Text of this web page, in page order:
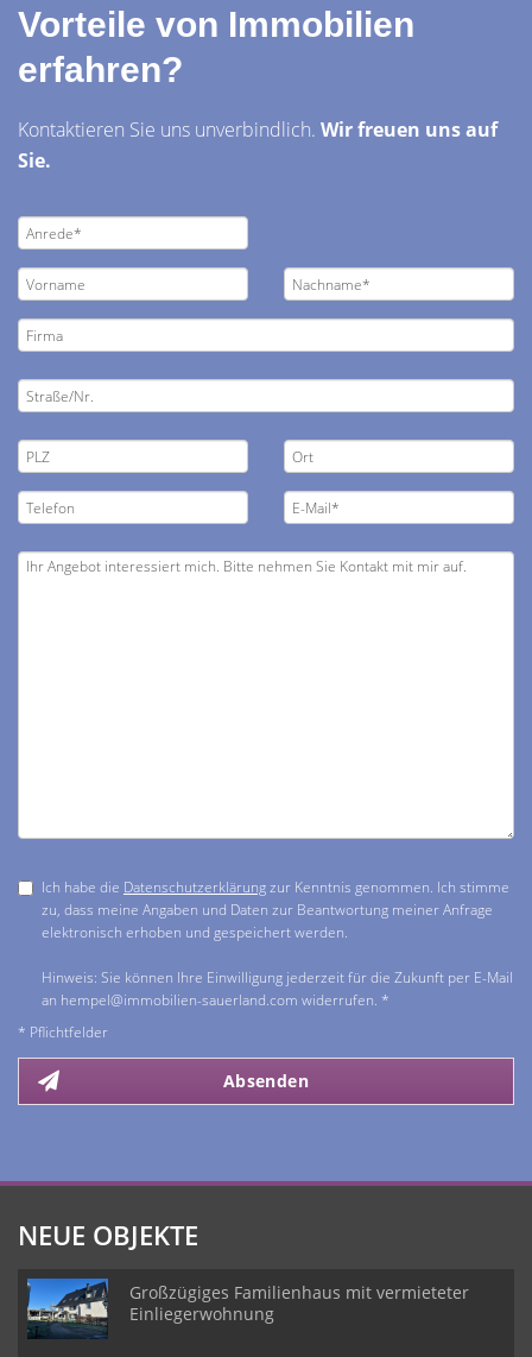
Vorteile von Immobilien
erfahren?
Kontaktieren Sie uns unverbindlich. Wir freuen uns auf
Sie.
Ich habe die Datenschutzerklärungzur Kenntnis genommen. Ich stimme
zu, dass meine Angaben und Daten zur Beantwortung meiner Anfrage
elektronisch erhoben und gespeichert werden.
Hinweis: Sie können Ihre Einwilligung jederzeit für die Zukunft per E-Mail
an hempel@immobilien-sauerland.com widerrufen. *
* Pflichtfelder
Absenden
NEUE OBJEKTE
Großzügiges Familienhaus mit vermieteter
Einliegerwohnung